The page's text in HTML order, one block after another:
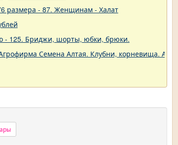
размера - 87. Женщинам - Халат
- 125. Бриджи, шорты, юбки, брюки.
Семена Алтая. Клубни, корневища.